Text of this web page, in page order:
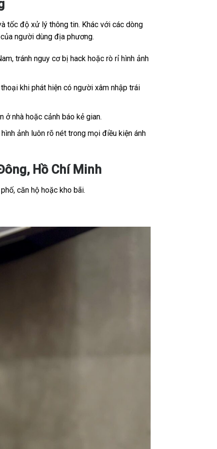
tốc độ xử lý thông tin. Khác với các dòng
người dùng địa phương.
tránh nguy cơ bị hack hoặc rò rỉ hình ảnh
khi phát hiện có người xâm nhập trái
nhà hoặc cảnh báo kẻ gian.
ảnh luôn rõ nét trong mọi điều kiện ánh
Hồ Chí Minh
căn hộ hoặc kho bãi.